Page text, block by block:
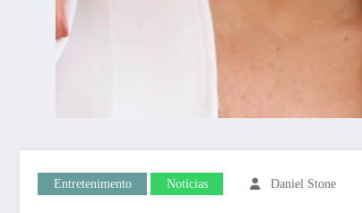
Entretenimento Noticias Daniel Stone